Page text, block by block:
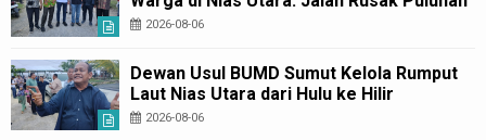
Tahun Akhirnya Diperbaiki
2026-08-06
Dewan Usul BUMD Sumut Kelola Rumput
Laut Nias Utara dari Hulu ke Hilir
2026-08-06